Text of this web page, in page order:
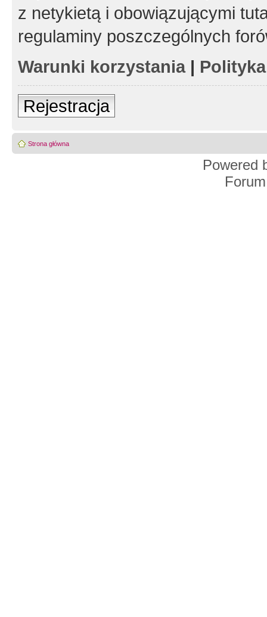
z netykietą i obowiązującymi
regulaminy poszczególnych
Warunki korzystania|
Rejestracja
Strona główna
Powered